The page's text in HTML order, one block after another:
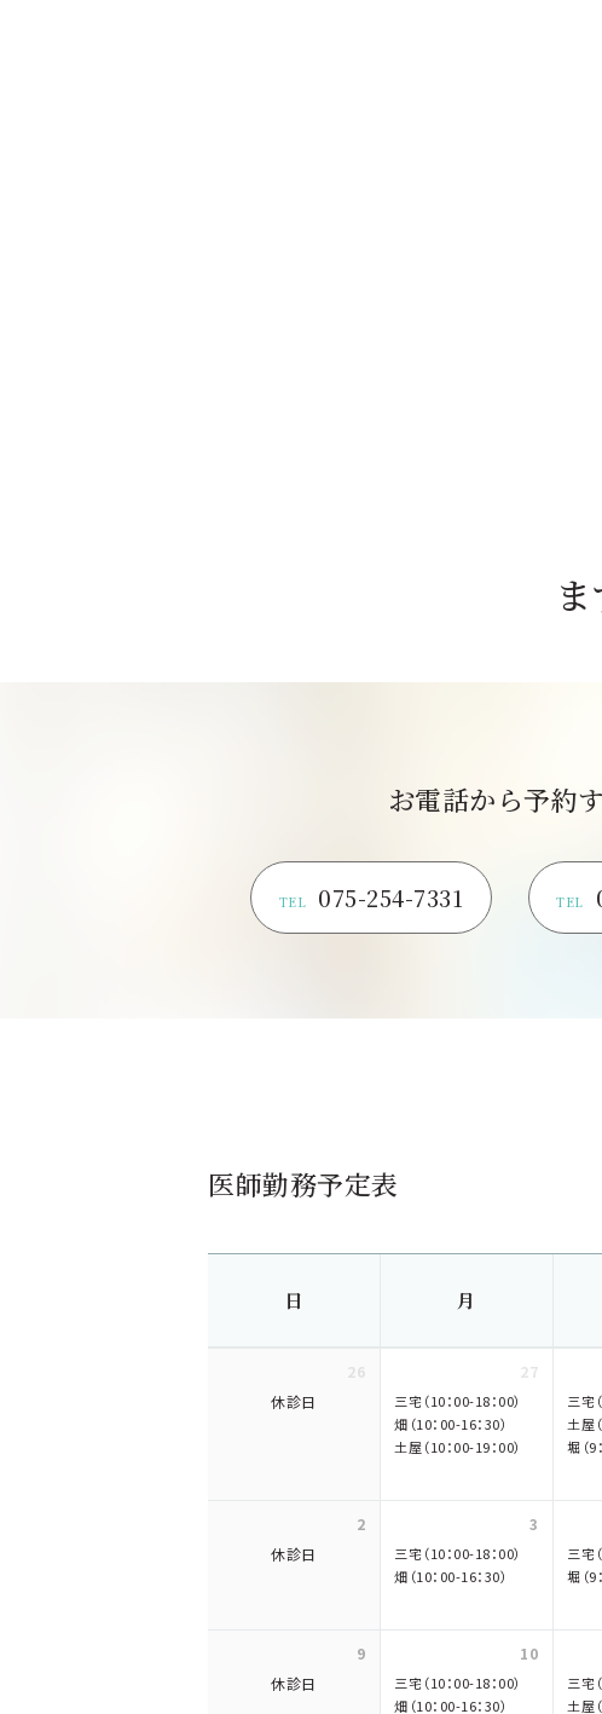
お電話から予約
TEL 075-254-7331 TEL
医師勤務予定表
日 月
26
休診日
27
三宅（10：00-18：00）
畑（10：00-16：30）
土屋（10：00-19：00）
三宅
土屋
堀（9
2
休診日
3
三宅（10：00-18：00）
畑（10：00-16：30）
三宅
堀（9
9
休診日
10
三宅（10：00-18：00）
畑（10：00-16：30）
三宅
土屋